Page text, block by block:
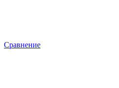
Сравнение